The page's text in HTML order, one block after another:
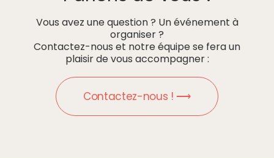
Vous avez une question ? Un événement à
organiser ?
Contactez-nous et notre équipe se fera un
plaisir de vous accompagner :
Contactez-nous ! ⟶